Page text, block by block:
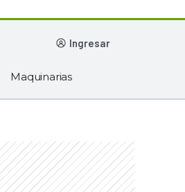
ingresar
Maquinarias